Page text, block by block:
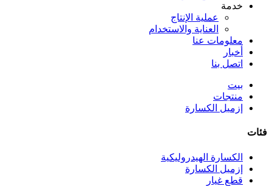
خدمة
عملية الإنتاج
العناية والاستخدام
معلومات عنا
أخبار
اتصل بنا
بيت
منتجات
إزميل الكسارة
فئات
الكسارة الهيدروليكية
إزميل الكسارة
قطع غيار